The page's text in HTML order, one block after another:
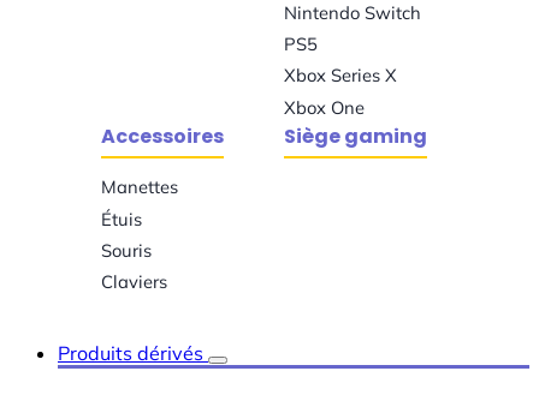
Nintendo Switch
PS5
Xbox Series X
Xbox One
Accessoires
Manettes
Étuis
Souris
Claviers
Siège gaming
Produits dérivés